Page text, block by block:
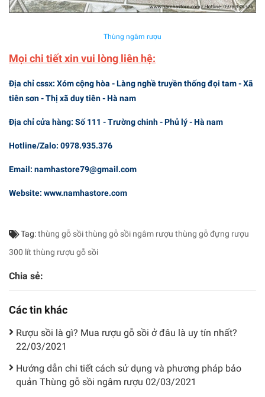
Thùng ngâm rượu
Mọi chi tiết xin vui lòng liên hệ:
Địa chỉ cssx: Xóm cộng hòa - Làng nghề truyền thống đọi tam - Xã
tiên sơn - Thị xã duy tiên - Hà nam
Địa chỉ cửa hàng: Số 111 - Trường chinh - Phủ lý - Hà nam
Hotline/Zalo: 0978.935.376
Email: namhastore79@gmail.com
Website: www.namhastore.com
Tag:thùng gỗ sồithùng gỗ sồi ngâm rượu thùng gỗ đựng rượu
300 lít thùng rượu gỗ sồi
Chia sẻ:
Các tin khác
Rượu sồi là gì? Mua rượu gỗ sồi ở đâu là uy tín nhất?
22/03/2021
Hướng dẫn chi tiết cách sử dụng và phương pháp bảo
quản Thùng gỗ sồi ngâm rượu 02/03/2021